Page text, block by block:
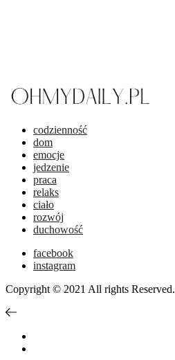
codzienność
dom
emocje
jedzenie
praca
relaks
ciało
rozwój
duchowość
facebook
instagram
Copyright © 2021 All rights Reserved.